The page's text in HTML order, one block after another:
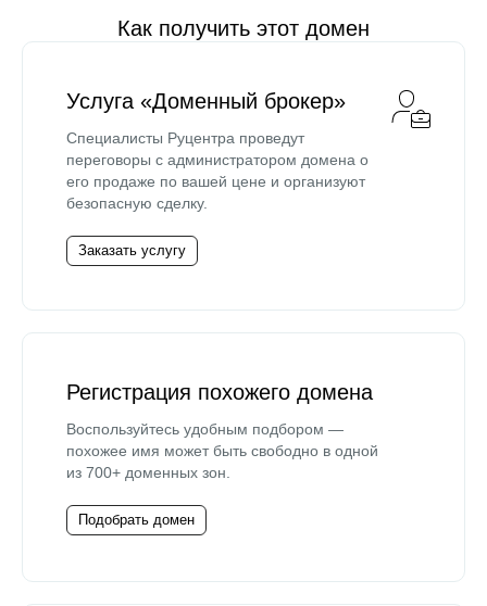
Как получить этот домен
Услуга «Доменный брокер»
Специалисты Руцентра проведут
переговоры с администратором домена о
его продаже по вашей цене и организуют
безопасную сделку.
Заказать услугу
Регистрация похожего домена
Воспользуйтесь удобным подбором —
похожее имя может быть свободно в одной
из 700+ доменных зон.
Подобрать домен